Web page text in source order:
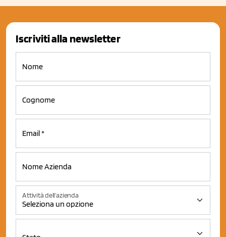
Iscriviti alla newsletter
Attività dell'azienda